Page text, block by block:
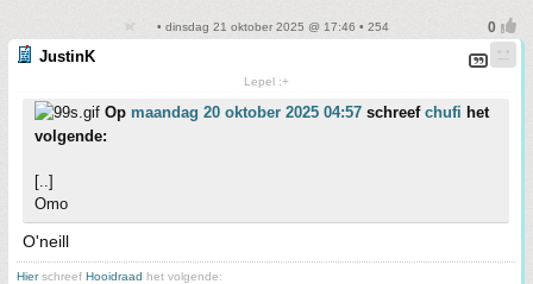
• dinsdag 21 oktober 2025 @ 17:46 • 254
JustinK
Lepel :+
Op maandag 20 oktober 2025 04:57 schreef chufi het
volgende:
[..]
Omo
O'neill
Hierschreef Hooidraad het volgende: